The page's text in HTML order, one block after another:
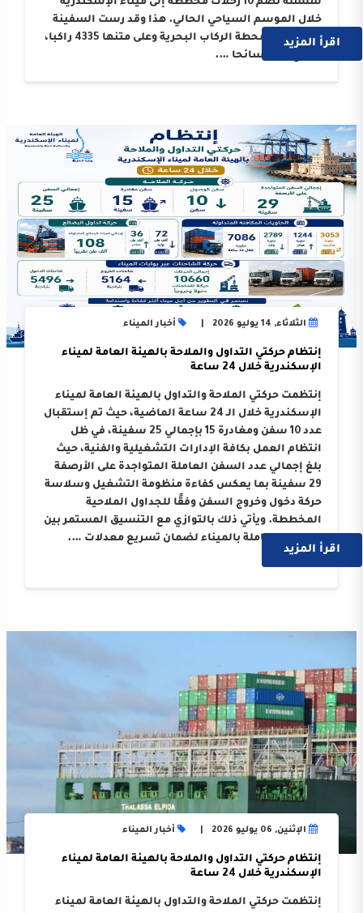
سلسلة تضم 10 رحلات مخططة إلى ميناء الإسكندرية
خلال الموسم السياحي الحالي. هذا وقد رست السفينة
على أرصفة محطة الركاب البحرية وعلى متنها 4335 راكبا،
اقرأ المزيد
الثلاثاء, 14 يوليو 2026 أخبار الميناء
إنتظام حركتي التداول والملاحة بالهيئة العامة لميناء
الإسكندرية خلال 24 ساعة
إنتظمت حركتي الملاحة والتداول بالهيئة العامة لميناء
الإسكندرية خلال الـ 24 ساعة الماضية، حيث تم إستقبال
عدد 10 سفن ومغادرة 15 بإجمالي 25 سفينة، في ظل
انتظام العمل بكافة الإدارات التشغيلية والفنية، حيث
بلغ إجمالي عدد السفن العاملة المتواجدة على الأرصفة
29 سفينة بما يعكس كفاءة منظومة التشغيل وسلاسة
حركة دخول وخروج السفن وفقًا للجداول الملاحية
المخططة. ويأتي ذلك بالتوازي مع التنسيق المستمر بين
الجهات العاملة بالميناء لضمان تسريع معدلات ….
اقرأ المزيد
الإثنين, 06 يوليو 2026 أخبار الميناء
إنتظام حركتي التداول والملاحة بالهيئة العامة لميناء
الإسكندرية خلال 24 ساعة
إنتظمت حركتي الملاحة والتداول بالهيئة العامة لميناء